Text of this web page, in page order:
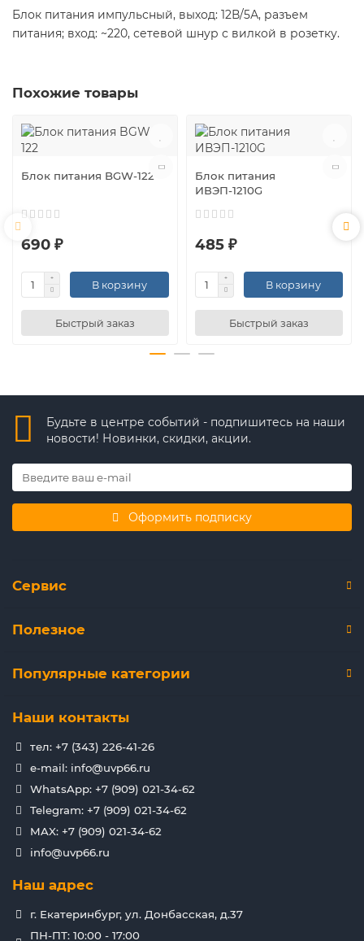
Блок питания импульсный, выход: 12В/5А, разъем
питания; вход: ~220, сетевой шнур с вилкой в розетку.
Похожие товары
Блок питания BGW-122
690 ₽
В корзину
Быстрый заказ
Блок питания
ИВЭП-1210G
485 ₽
В корзину
Быстрый заказ
Будьте в центре событий - подпишитесь на наши
новости! Новинки, скидки, акции.
Оформить подписку
Сервис
Полезное
Популярные категории
Наши контакты
тел: +7 (343) 226-41-26
e-mail: info@uvp66.ru
WhatsApp: +7 (909) 021-34-62
Telegram: +7 (909) 021-34-62
MAX: +7 (909) 021-34-62
info@uvp66.ru
Наш адрес
г. Екатеринбург, ул. Донбасская, д.37
ПН-ПТ: 10:00 - 17:00